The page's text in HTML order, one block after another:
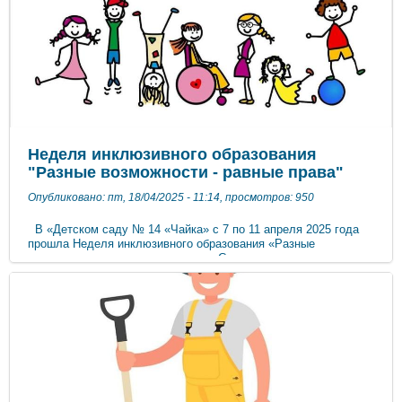
усилия, чтобы сберечь и сохранить нашу планету.
Неделя инклюзивного образования
"Разные возможности - равные права"
Опубликовано: пт, 18/04/2025 - 11:14, просмотров: 950
В «Детском саду № 14 «Чайка» с 7 по 11 апреля 2025 года
прошла Неделя инклюзивного образования «Разные
возможности – равные права». Согласно плану во всех
возрастных группах были проведены разные мероприятия,
целью которых были: развитие в образовательной организации
инклюзивной культуры, формирование в педагогическом,
родительском коллективах инклюзивных ценностей,
привлечение внимания к проблемам людей с ограниченными
возможностями здоровья и инвалидностью. В этот период
проводились уроки Доброты с детьми на тему: «Подари
другому радость», «Мы разные, мы равные, мы вместе»,
главной целью которых было показать детям, что все люди